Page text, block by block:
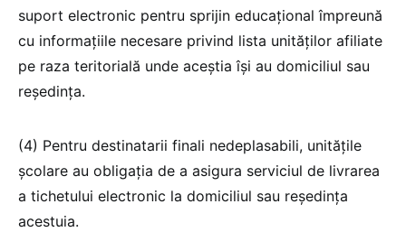
suport electronic pentru sprijin educațional împreună
cu informațiile necesare privind lista unităților afiliate
pe raza teritorială unde aceștia își au domiciliul sau
reședința.
(4) Pentru destinatarii finali nedeplasabili, unitățile
școlare au obligația de a asigura serviciul de livrarea
a tichetului electronic la domiciliul sau reședința
acestuia.